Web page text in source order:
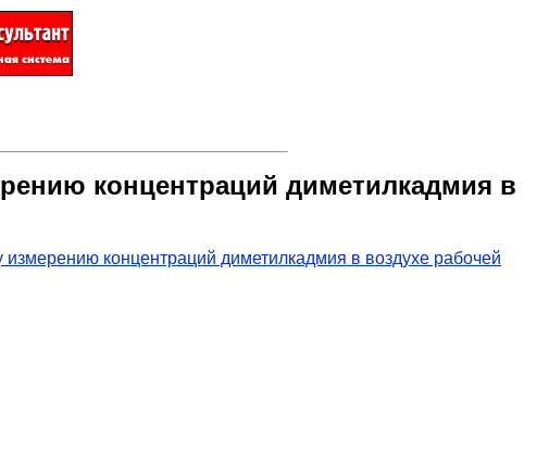
концентраций диметилкадмия в
концентраций диметилкадмия в воздухе рабочей